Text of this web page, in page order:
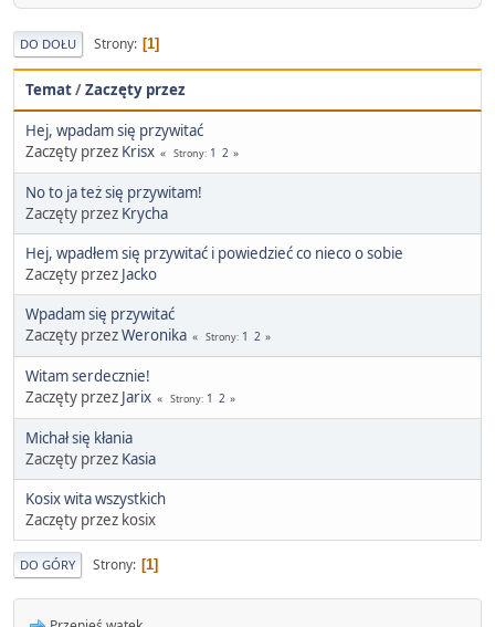
DO DOŁU Strony 1
Temat/Zaczęty przez
Hej, wpadam się przywitać
Zaczęty przez Krisx Strony 1 2
No to ja też się przywitam!
Zaczęty przez Krycha
Hej, wpadłem się przywitać i powiedzieć co nieco o sobie
Zaczęty przez Jacko
Wpadam się przywitać
Zaczęty przezWeronika Strony 1 2
Witam serdecznie!
Zaczęty przez Jarix Strony 1 2
Michał się kłania
Zaczęty przez Kasia
Kosix wita wszystkich
Zaczęty przez kosix
DO GÓRY Strony 1